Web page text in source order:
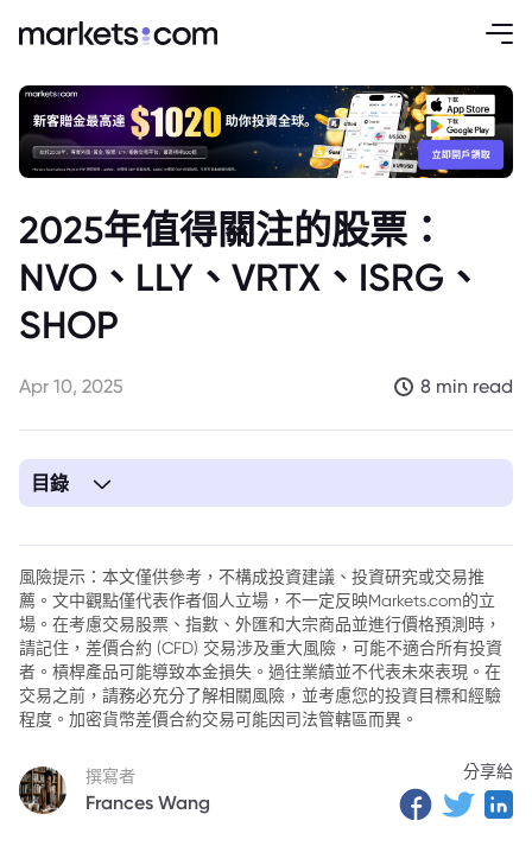
2025年值得關注的股票：
NVO、LLY、VRTX、ISRG、
SHOP
Apr 10, 2025 8 min read
目錄
風險提示：本文僅供參考，不構成投資建議、投資研究或交易推
薦。文中觀點僅代表作者個人立場，不一定反映Markets.com的立
場。在考慮交易股票、指數、外匯和大宗商品並進行價格預測時，
請記住，差價合約 (CFD) 交易涉及重大風險，可能不適合所有投資
者。槓桿產品可能導致本金損失。過往業績並不代表未來表現。在
交易之前，請務必充分了解相關風險，並考慮您的投資目標和經驗
程度。加密貨幣差價合約交易可能因司法管轄區而異。
撰寫者
Frances Wang
分享給